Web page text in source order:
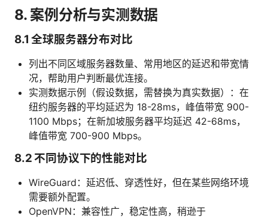
8. 案例分析与实测数据
8.1 全球服务器分布对比
列出不同区域服务器数量、常用地区的延迟和带宽情
况，帮助用户判断最优连接。
实测数据示例（假设数据，需替换为真实数据）：在
纽约服务器的平均延迟为 18-28ms，峰值带宽 900-
1100 Mbps；在新加坡服务器平均延迟 42-68ms，
峰值带宽 700-900 Mbps。
8.2 不同协议下的性能对比
WireGuard：延迟低、穿透性好，但在某些网络环境
需要额外配置。
OpenVPN：兼容性广，稳定性高，稍逊于